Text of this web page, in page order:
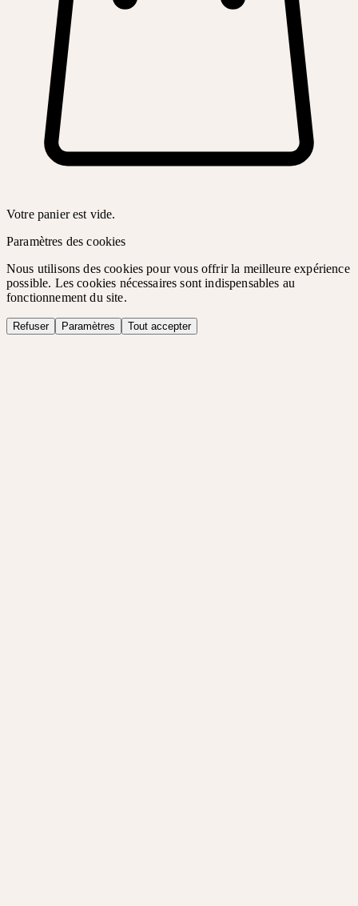
Votre panier est vide.
Paramètres des cookies
Nous utilisons des cookies pour vous offrir la meilleure expérience
possible. Les cookies nécessaires sont indispensables au
fonctionnement du site.
Refuser Paramètres Tout accepter